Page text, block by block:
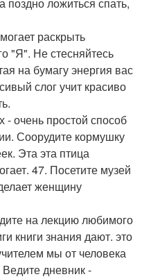
поздно ложиться спать,
раскрыть
"Я". Не стесняйтесь
на бумагу энергия вас
слог учит красиво
очень простой способ
Соорудите кормушку
Эта эта птица
47. Посетите музей
женщину
на лекцию любимого
книги знания дают. это
мы от человека
дневник -